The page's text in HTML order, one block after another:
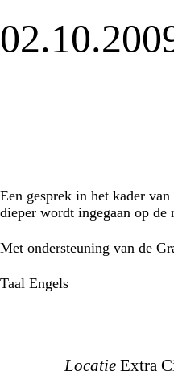
Een gesprek in het kader
dieper wordt ingegaan op de
Met ondersteuning van de
Taal Engels
Locatie Extra